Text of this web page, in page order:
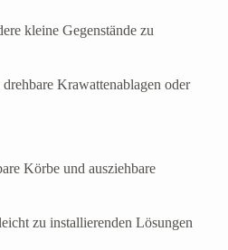
kleine Gegenstände zu
Krawattenablagen oder
Körbe und ausziehbare
zu installierenden Lösungen